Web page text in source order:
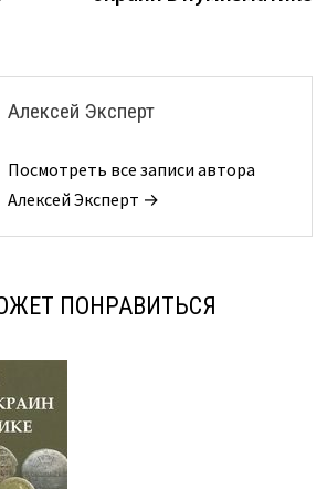
Алексей Эксперт
Посмотреть все записи автора
Алексей Эксперт →
ПОНРАВИТЬСЯ